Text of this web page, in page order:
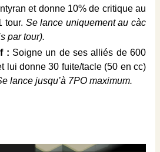
et donne 10% de critique au
tour. Se lance uniquement au càc
par tour).
: Soigne un de ses alliés de 600
lui donne 30 fuite/tacle (50 en cc)
lance jusqu’à 7PO maximum.